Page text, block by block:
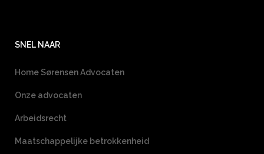
SNEL NAAR
Home Sørensen Advocaten
Onze advocaten
Arbeidsrecht
Maatschappelijke betrokkenheid